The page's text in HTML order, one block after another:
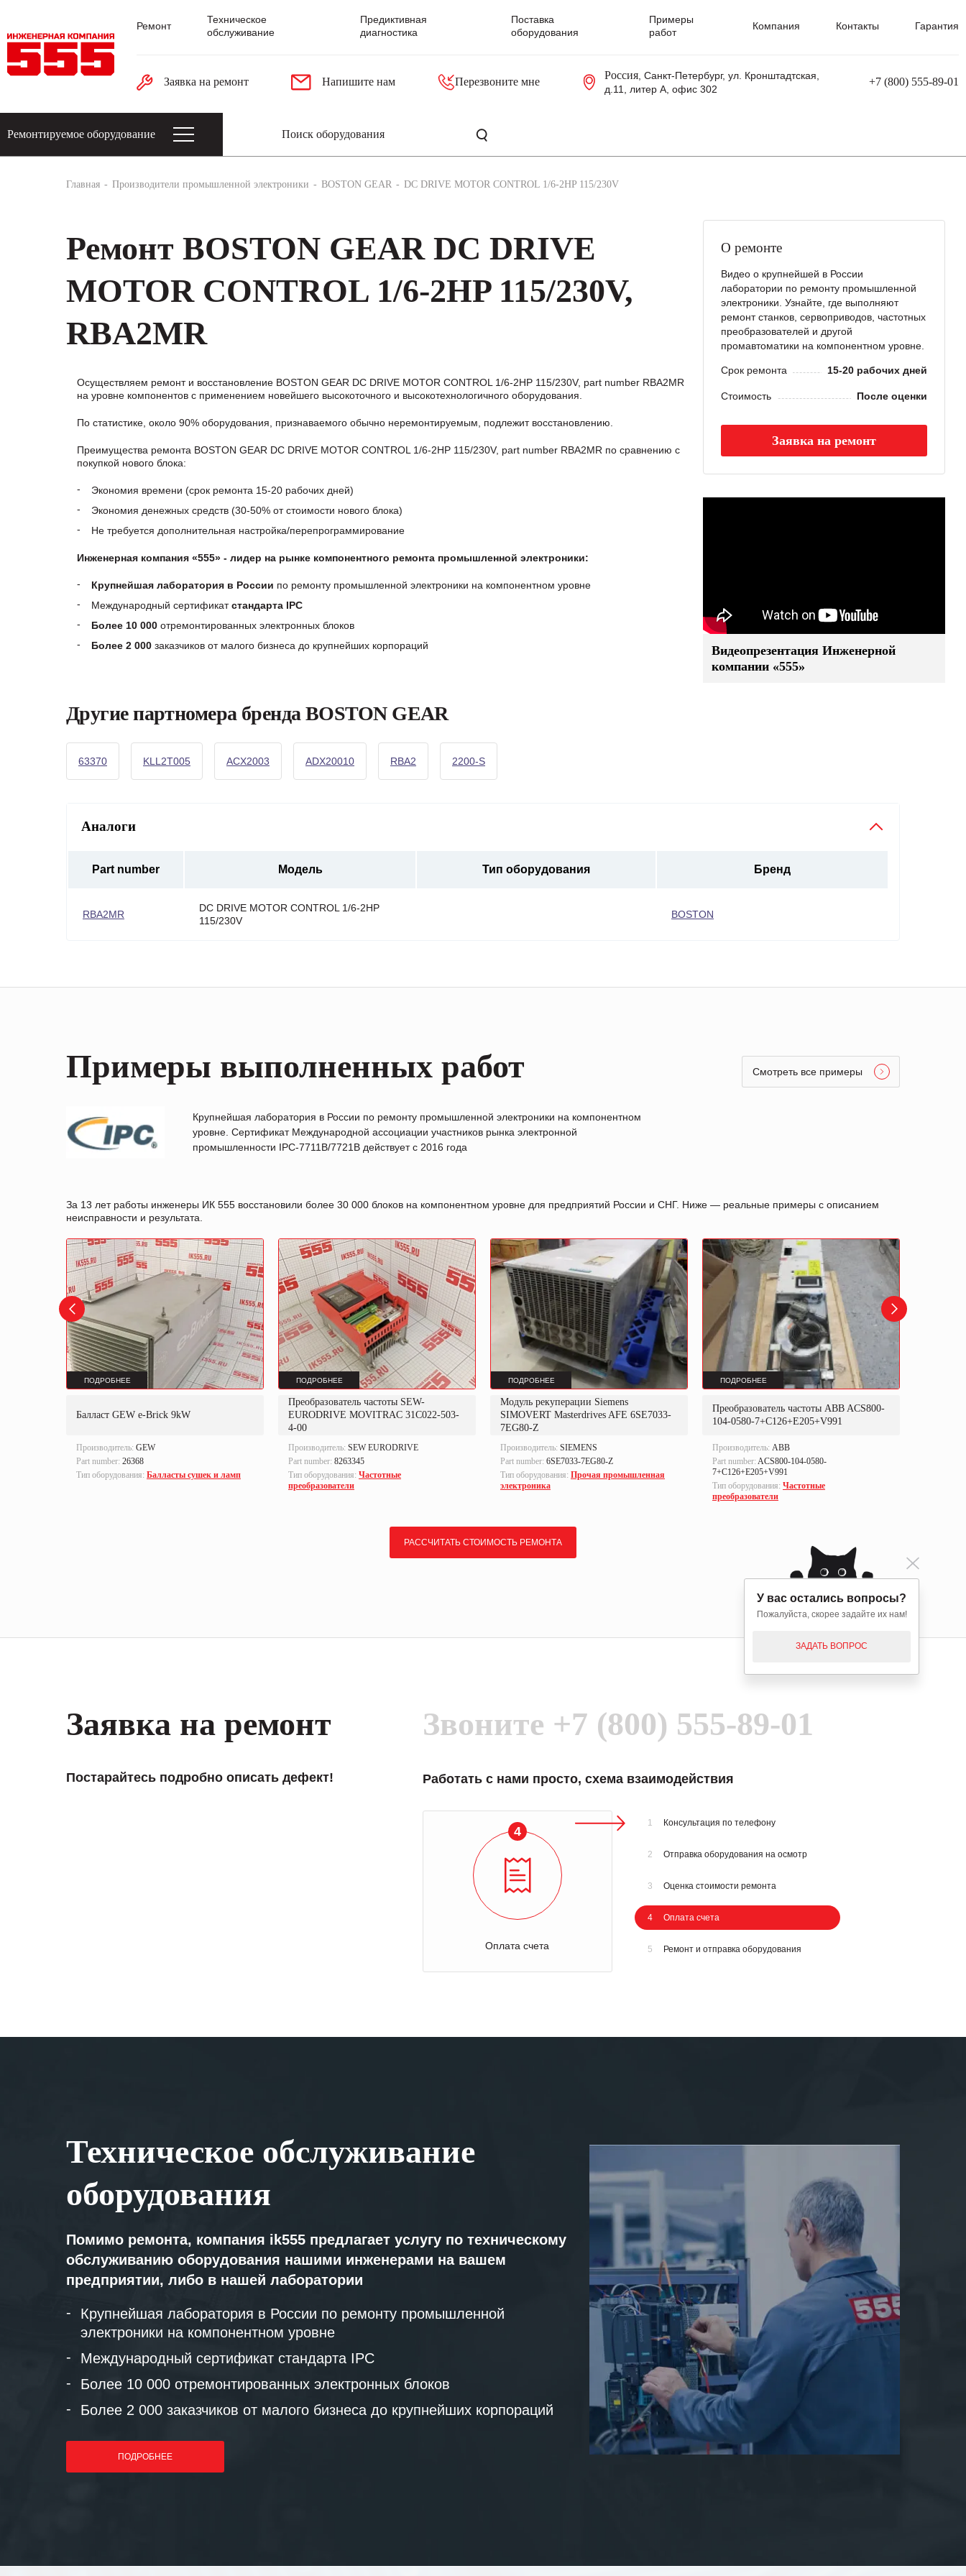
Ремонт
Техническое
обслуживание
Предиктивная
диагностика
Поставка
оборудования
Примеры
работ
Компания Контакты Гарантия
Заявка на ремонт Напишите нам Перезвоните мне
Россия, Санкт-Петербург, ул. Кронштадтская,
д.11, литер А, офис 302
+7 (800) 555-89-01
Ремонтируемое оборудование
Главная Производители промышленной электроники BOSTON GEAR DC DRIVE MOTOR CONTROL 1/6-2HP 115/230V
Ремонт BOSTON GEAR DC DRIVE
MOTOR CONTROL 1/6-2HP 115/230V,
RBA2MR
Осуществляем ремонт и восстановление BOSTON GEAR DC DRIVE MOTOR CONTROL 1/6-2HP 115/230V, part number RBA2MR
на уровне компонентов с применением новейшего высокоточного и высокотехнологичного оборудования.
По статистике, около 90% оборудования, признаваемого обычно неремонтируемым, подлежит восстановлению.
Преимущества ремонта BOSTON GEAR DC DRIVE MOTOR CONTROL 1/6-2HP 115/230V, part number RBA2MR по сравнению с
покупкой нового блока:
Экономия времени (срок ремонта 15-20 рабочих дней)
Экономия денежных средств (30-50% от стоимости нового блока)
Не требуется дополнительная настройка/перепрограммирование
Инженерная компания «555» - лидер на рынке компонентного ремонта промышленной электроники:
Крупнейшая лаборатория в России по ремонту промышленной электроники на компонентном уровне
Международный сертификатстандарта IPC
Более 10 000 отремонтированных электронных блоков
Более 2 000 заказчиков от малого бизнеса до крупнейших корпораций
Другие партномера бренда BOSTON GEAR
63370 KLL2T005 ACX2003 ADX20010 RBA2 2200-S
О ремонте
Видео о крупнейшей в России
лаборатории по ремонту промышленной
электроники. Узнайте, где выполняют
ремонт станков, сервоприводов, частотных
преобразователей и другой
промавтоматики на компонентном уровне.
Срок ремонта 15-20 рабочих дней
Стоимость После оценки
Заявка на ремонт
Видеопрезентация Инженерной
компании «555»
Аналоги
Part number Модель Тип оборудования Бренд
RBA2MR
DC DRIVE MOTOR CONTROL 1/6-2HP
115/230V
BOSTON
Примеры выполненных работ
Крупнейшая лаборатория в России по ремонту промышленной электроники на компонентном
уровне. Сертификат Международной ассоциации участников рынка электронной
промышленности IPC-7711B/7721B действует с 2016 года
Смотреть все примеры
За 13 лет работы инженеры ИК 555 восстановили более 30 000 блоков на компонентном уровне для предприятий России и СНГ. Ниже — реальные примеры с описанием
неисправности и результата.
ПОДРОБНЕЕ
Балласт GEW e-Brick 9kW
Производитель: GEW
Part number: 26368
Тип оборудования: Балласты сушек и ламп
ПОДРОБНЕЕ
Преобразователь частоты SEW-
EURODRIVE MOVITRAC 31C022-503-
4-00
Производитель: SEW EURODRIVE
Part number: 8263345
Тип оборудования: Частотные
преобразователи
ПОДРОБНЕЕ
Модуль рекуперации Siemens
SIMOVERT Masterdrives AFE 6SE7033-
7EG80-Z
Производитель: SIEMENS
Part number: 6SE7033-7EG80-Z
Тип оборудования: Прочая промышленная
электроника
ПОДРОБНЕЕ
Преобразователь частоты ABB ACS800-
104-0580-7+C126+E205+V991
Производитель: ABB
Part number: ACS800-104-0580-
7+C126+E205+V991
Тип оборудования: Частотные
преобразователи
РАССЧИТАТЬ СТОИМОСТЬ РЕМОНТА
Заявка на ремонт
Постарайтесь подробно описать дефект!
Звоните +7 (800) 555-89-01
Работать с нами просто, схема взаимодействия
4
Оплата счета
1 Консультация по телефону
2 Отправка оборудования на осмотр
3 Оценка стоимости ремонта
4 Оплата счета
5 Ремонт и отправка оборудования
Техническое обслуживание
оборудования
Помимо ремонта, компания ik555 предлагает услугу по техническому
обслуживанию оборудования нашими инженерами на вашем
предприятии, либо в нашей лаборатории
Крупнейшая лаборатория в России по ремонту промышленной
электроники на компонентном уровне
Международный сертификат стандарта IPC
Более 10 000 отремонтированных электронных блоков
Более 2 000 заказчиков от малого бизнеса до крупнейших корпораций
ПОДРОБНЕЕ
У вас остались вопросы?
Пожалуйста, скорее задайте их нам!
ЗАДАТЬ ВОПРОС